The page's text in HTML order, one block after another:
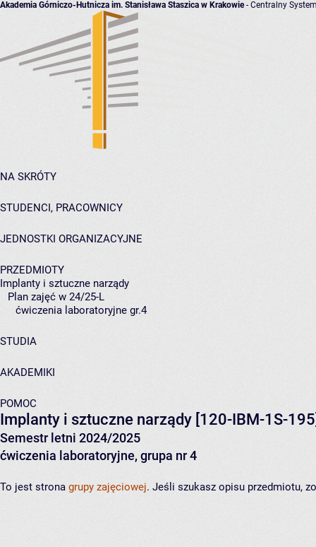
Akademia Górniczo-Hutnicza im. Stanisława Staszica w Krakowie- Centralny
NA SKRÓTY
STUDENCI, PRACOWNICY
JEDNOSTKI ORGANIZACYJNE
PRZEDMIOTY
Implanty i sztuczne narządy
Plan zajęć w 24/25-L
ćwiczenia laboratoryjne gr.4
STUDIA
AKADEMIKI
POMOC
Implanty i sztuczne narządy [120-IBM-1S-
Semestr letni 2024/2025
ćwiczenia laboratoryjne, grupa nr 4
To jest strona grupy zajęciowej. Jeśli szukasz opisu przedmiotu,